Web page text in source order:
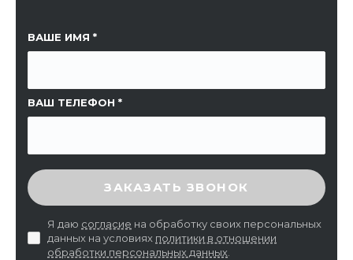
ВАШЕ ИМЯ
ВАШ ТЕЛЕФОН
ССЫЛКА НА СТРАНИЦУ
ВВЕДИТЕ ПРОВЕРОЧНЫЙ КОД
ЗАКАЗАТЬ ЗВОНОК
Я даю согласие на обработку своих персональных
данных на условиях политики в отношении
обработки персональных данных.